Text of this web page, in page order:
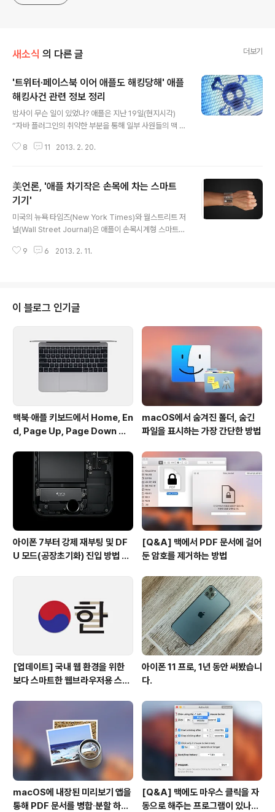
새소식 의 다른 글 더보기
'트위터·페이스북 이어 애플도 해킹당해' 애플
해킹사건 관련 정보 정리
밤사이 무슨 일이 있었나? 애플은 지난 19일(현지시각)
“자바 플러그인의 취약한 부분을 통해 일부 사원들의 맥 컴
킹 시도로 어떤 자료들이 유출되었나? 애플 대변인이 발표
다”고 강조했습니다. 어떤 경로로 감염되었나? 비공식 아
이폰 개발자 포럼 'iPhoneDevSDK'에 심어져 있던 제로
데이(Zero-day) 취약점 공격 코드가 이번 해킹 사태의 시
발점으로 지목되고 있습니다. 해커들이 미리 이 사이트에
침입해 브라우저 등의 보안 결점을 이용해 악성코드를 심
어놓았는데, 애플 직원이 해당 사이트를 방문하면서 악성
8 11 2013. 2. 20.
美언론, '애플 차기작은 손목에 차는 스마트
기기'
미국의 뉴욕 타임즈(New York Times)와 월스트리트 저
널(Wall Street Journal)은 애플이 손목시계형 스마트
에 따르면 애플은 아이폰과 아이패드 이후 시장의 선도해
작동할 것으로 보인다고 소식통의 말을 빌려 전해왔습니
다. 또한, 월 스트리트 저널은 프로젝트에 관해 잘 아는 두
관계자의 말을 인용해 "이 시계 형태의 기기는 아이폰의 일
부 기능을 대체 할 수 있을 것"이라 전했습니다.애플이 '스
마트 시계'를 개발하고 있다는 루머는 이미 두 해 전부터 심
심찮게 들려왔습니..
9 6 2013. 2. 11.
이 블로그 인기글
맥북∙애플 키보드에서 Home, En
d, Page Up, Page Down 키
macOS에서 숨겨진 폴더, 숨긴
파일을 표시하는 가장 간단한 방법
아이폰 7부터 강제 재부팅 및 DF
U 모드(공장초기화) 진입 방법 변
[Q&A] 맥에서 PDF 문서에 걸어
둔 암호를 제거하는 방법
[업데이트] 국내 웹 환경을 위한
보다 스마트한 웹브라우저용 스타
아이폰 11 프로, 1년 동안 써봤습니
다.
macOS에 내장된 미리보기 앱을
통해 PDF 문서를 병합∙분할 하는
[Q&A] 맥에도 마우스 클릭을 자
동으로 해주는 프로그램이 있나